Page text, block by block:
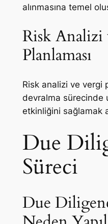
alınmasına temel
Risk Analizi
Planlaması
Risk analizi ve vergi
devralma sürecinde
etkinliğini sağlamak
Due
Süreci
Due